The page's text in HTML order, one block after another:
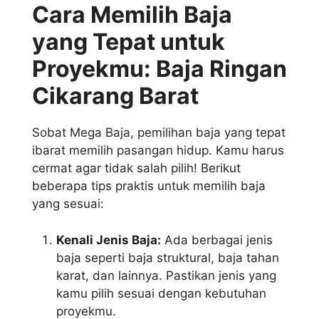
Cara Memilih Baja
yang Tepat untuk
Proyekmu: Baja Ringan
Cikarang Barat
Sobat Mega Baja, pemilihan baja yang tepat
ibarat memilih pasangan hidup. Kamu harus
cermat agar tidak salah pilih! Berikut
beberapa tips praktis untuk memilih baja
yang sesuai:
Kenali Jenis Baja: Ada berbagai jenis
baja seperti baja struktural, baja tahan
karat, dan lainnya. Pastikan jenis yang
kamu pilih sesuai dengan kebutuhan
proyekmu.